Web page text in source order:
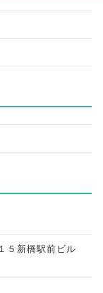
５新橋駅前ビル